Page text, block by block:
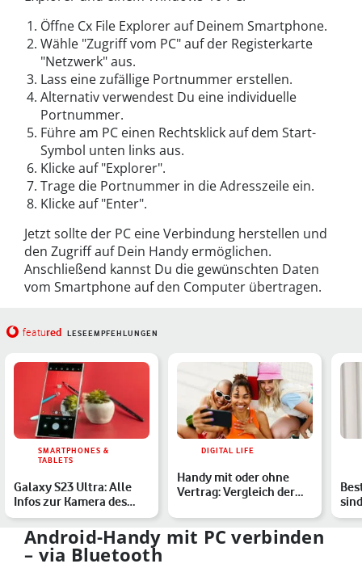
Öffne Cx File Explorer auf Deinem Smartphone.
Wähle "Zugriff vom PC" auf der Registerkarte
"Netzwerk" aus.
Lass eine zufällige Portnummer erstellen.
Alternativ verwendest Du eine individuelle
Portnummer.
Führe am PC einen Rechtsklick auf dem Start-
Symbol unten links aus.
Klicke auf "Explorer".
Trage die Portnummer in die Adresszeile ein.
Klicke auf "Enter".
Jetzt sollte der PC eine Verbindung herstellen und
den Zugriff auf Dein Handy ermöglichen.
Anschließend kannst Du die gewünschten Daten
vom Smartphone auf den Computer übertragen.
featured LESEEMPFEHLUNGEN
SMARTPHONES &
TABLETS
Galaxy S23 Ultra: Alle
Infos zur Kamera des
Samsung-Flaggschiffs
DIGITAL LIFE
Handy mit oder ohne
Vertrag: Vergleich der
Android-Handy mit PC verbinden
– via Bluetooth